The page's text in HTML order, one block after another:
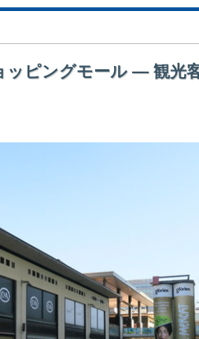
ッピングモール ― 観光